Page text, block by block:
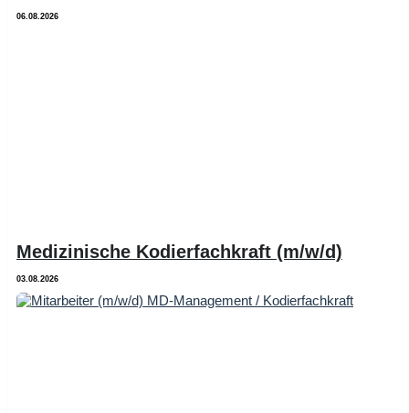
06.08.2026
Medizinische Kodierfachkraft (m/w/d)
03.08.2026